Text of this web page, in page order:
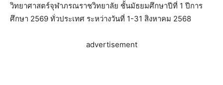
วิทยาศาสตร์จุฬาภรณราชวิทยาลัย ชั้นมัธยมศึกษาปีที่ 1 ปีการ
ศึกษา 2569 ทั่วประเทศ ระหว่างวันที่ 1-31 สิงหาคม 2568
advertisement